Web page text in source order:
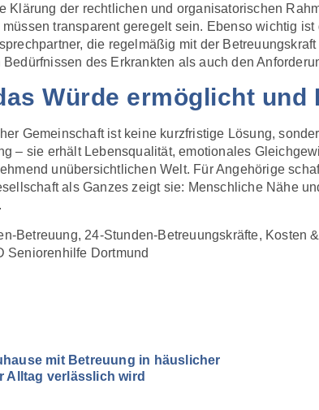
Klärung der rechtlichen und organisatorischen
transparent geregelt sein. Ebenso wichtig
die regelmäßig mit der
des Erkrankten als auch den
Würde ermöglicht und
Gemeinschaft ist keine kurzfristige Lösung,
– sie erhält Lebensqualität, emotionales
unübersichtlichen Welt. Für Angehörige
als Ganzes zeigt sie: Menschliche Nähe
Betreuung, 24-Stunden-Betreuungskräfte, Kosten
Seniorenhilfe Dortmund
mit Betreuung in häuslicher
Alltag verlässlich wird